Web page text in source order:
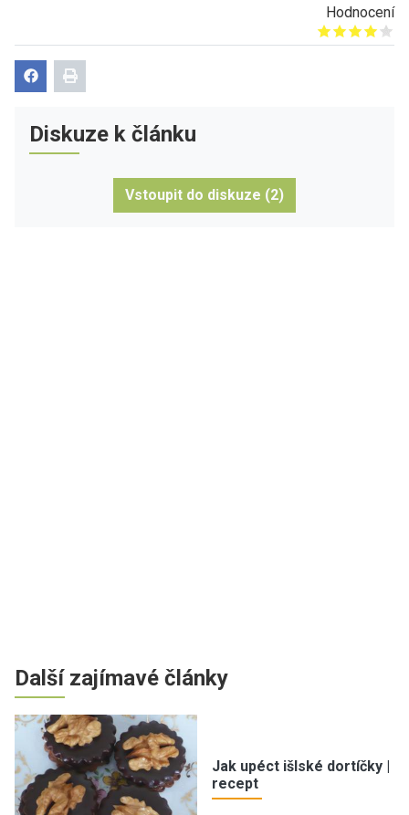
Hodnocení
Give it 1/5
Give it 2/5
Give it 3/5
Give it 4/5
Give it 5/5
Diskuze k článku
Vstoupit do diskuze (2)
Další zajímavé články
Jak upéct išlské dortíčky |
recept